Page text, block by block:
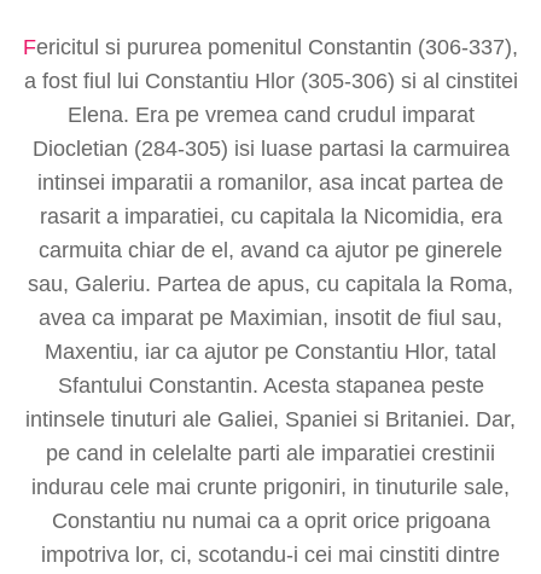
Fericitul si pururea pomenitul Constantin (306-337),
a fost fiul lui Constantiu Hlor (305-306) si al cinstitei
Elena. Era pe vremea cand crudul imparat
Diocletian (284-305) isi luase partasi la carmuirea
intinsei imparatii a romanilor, asa incat partea de
rasarit a imparatiei, cu capitala la Nicomidia, era
carmuita chiar de el, avand ca ajutor pe ginerele
sau, Galeriu. Partea de apus, cu capitala la Roma,
avea ca imparat pe Maximian, insotit de fiul sau,
Maxentiu, iar ca ajutor pe Constantiu Hlor, tatal
Sfantului Constantin. Acesta stapanea peste
intinsele tinuturi ale Galiei, Spaniei si Britaniei. Dar,
pe cand in celelalte parti ale imparatiei crestinii
indurau cele mai crunte prigoniri, in tinuturile sale,
Constantiu nu numai ca a oprit orice prigoana
impotriva lor, ci, scotandu-i cei mai cinstiti dintre